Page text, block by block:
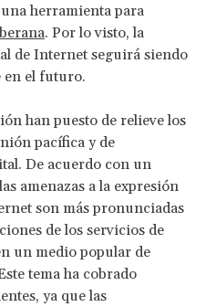
herramienta para
. Por lo visto, la
de Internet seguirá siendo
en el futuro.
han puesto de relieve los
pacífica y de
De acuerdo con un
amenazas a la expresión
son más pronunciadas
de los servicios de
un medio popular de
tema ha cobrado
ya que las